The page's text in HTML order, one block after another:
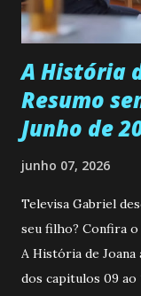
Durante um exame
A História
Resumo
Junho de
junho 07, 2026
Televisa Gabriel
seu filho? Confira o
A História de Joana
dos capitulos 09 ao